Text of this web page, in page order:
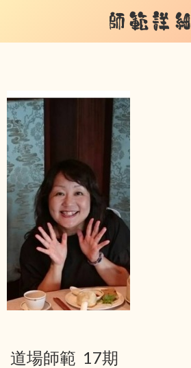
師範詳細
道場師範 17期